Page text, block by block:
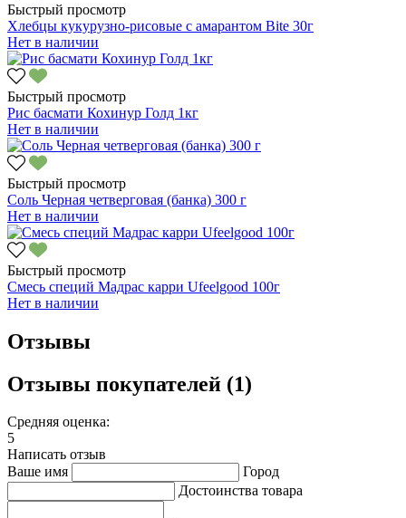
Быстрый просмотр
Хлебцы кукурузно-рисовые с амарантом Bite 30г
Нет в наличии
Быстрый просмотр
Рис басмати Кохинур Голд 1кг
Нет в наличии
Быстрый просмотр
Соль Черная четверговая (банка) 300 г
Нет в наличии
Быстрый просмотр
Смесь специй Мадрас карри Ufeelgood 100г
Нет в наличии
Отзывы
Отзывы покупателей (1)
Средняя оценка:
5
Написать отзыв
Ваше имя
Город
Достоинства товара